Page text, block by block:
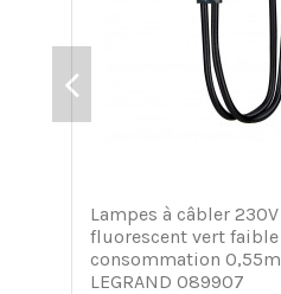
Lampes à câbler 230V
fluorescent vert faible
consommation
LEGRAND 089907